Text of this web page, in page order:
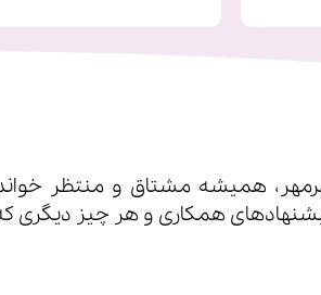
همیشه مشتاق و منتظر
همکاری‌ و هر چیز دیگری